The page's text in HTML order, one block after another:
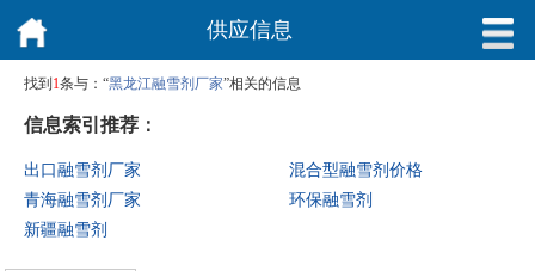
供应信息
找到 1条与：“黑龙江融雪剂厂家”相关的信息
信息索引推荐：
出口融雪剂厂家
混合型融雪剂价格
青海融雪剂厂家
环保融雪剂
新疆融雪剂